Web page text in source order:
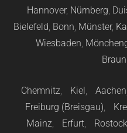
Hannover, Nürnberg,
Bielefeld, Bonn, Münster,
Wiesbaden,
Chemnitz, Kiel, Aachen
Freiburg (Breisgau),
Mainz, Erfurt, Rostock